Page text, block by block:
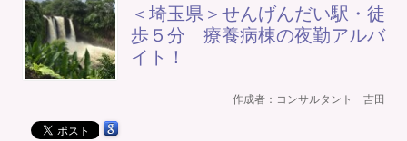
＜埼玉県＞せんげんだい駅・徒
歩５分 療養病棟の夜勤アルバ
イト！
作成者： コンサルタント 吉田